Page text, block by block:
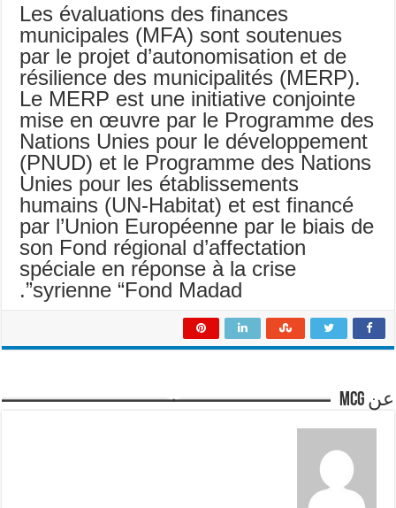
Les évaluations des finances
municipales (MFA) sont soutenues
par le projet d’autonomisation et de
résilience des municipalités (MERP).
Le MERP est une initiative conjointe
mise en œuvre par le Programme des
Nations Unies pour le développement
(PNUD) et le Programme des Nations
Unies pour les établissements
humains (UN-Habitat) et est financé
par l’Union Européenne par le biais de
son Fond régional d’affectation
spéciale en réponse à la crise
syrienne “Fond Madad”.
عن mcg